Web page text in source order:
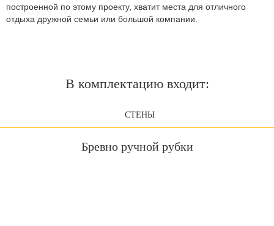
построенной по этому проекту, хватит места для отличного
отдыха дружной семьи или большой компании.
В комплектацию входит:
СТЕНЫ
Бревно ручной рубки